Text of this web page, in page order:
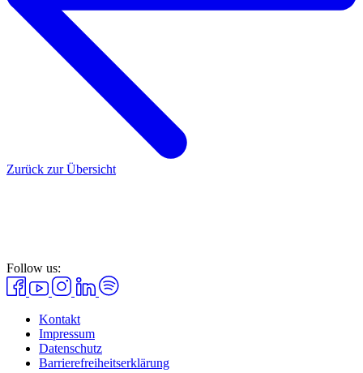
Zurück zur Übersicht
Follow us:
Kontakt
Impressum
Datenschutz
Barrierefreiheitserklärung